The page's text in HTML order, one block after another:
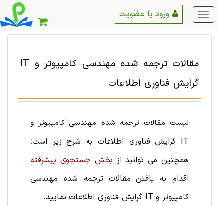
منو
اصلی
مقالات ترجمه شده مهندسی کامپیوتر و IT
گرایش فناوری اطلاعات
لیست مقالات ترجمه شده مهندسی کامپیوتر و
IT گرایشفناوری اطلاعات به شرح زیر است؛
همچنین می توانید از بخش جستجوی پیشرفته
اقدام به یافتن مقالات ترجمه شده مهندسی
کامپیوتر و IT
گرایش فناوری اطلاعات نمایید.